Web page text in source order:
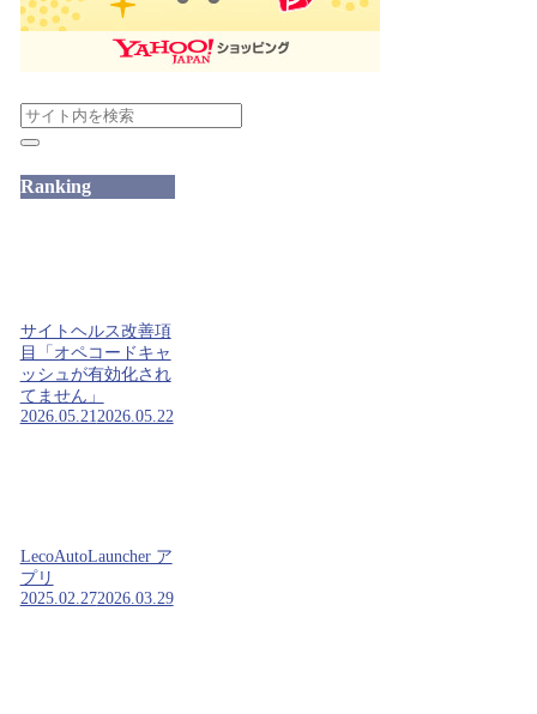
Ranking
サイトヘルス改善項
目「オペコードキャ
ッシュが有効化され
てません」
2026.05.212026.05.22
LecoAutoLauncher ア
プリ
2025.02.272026.03.29